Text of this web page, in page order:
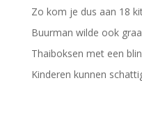
Zo kom je dus aan 18
Buurman wilde ook
Thaiboksen met een
Kinderen kunnen